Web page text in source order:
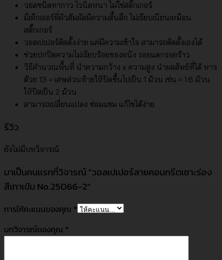
วอลชนิดทากาว ไวนิลหนา ไม่ใช่สติ๊กเกอร์
มีเท็กเจอร์ที่ผิวสัมผัสมีความตื้นลึก ไม่เรียบเนียนเหมือน
สติ๊กเกอร์
วอลเปเปอร์ติดตั้งง่าย แค่มีความเข้าใจ สามารถติดตั้งเองได้
ช่วยปกปิดความไม่เรียบร้อยของผนัง รอยแตกรอยร้าว
วิธีคำนวณพื้นที่ นำความกว้าง x ความสูง นำผลลัพธ์ที่ได้ หาร
ด้วย 13 = เศษส่วนท้ายให้ปัดขึ้นไปเป็น 1 ม้วน เช่น = 1.6 ม้วน
ให้ปัดเป็น 2 ม้วน
สามารถเปลี่ยนแปลง ซ่อมแซม แก้ไขได้ง่าย
รีวิว
ยังไม่มีบทวิจารณ์
มาเป็นคนแรกที่วิจารณ์ “วอลเปเปอร์ลายคอนกรีตเซาะร่อง
สีเทาเข้ม No.25066-2”
การให้คะแนนของคุณ *
บทวิจารณ์ของคุณ *